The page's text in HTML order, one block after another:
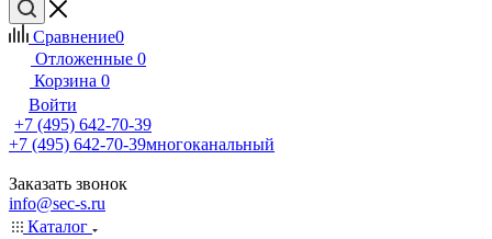
Сравнение0
Отложенные 0
Корзина 0
Войти
+7 (495) 642-70-39
+7 (495) 642-70-39многоканальный
Заказать звонок
info@sec-s.ru
Каталог